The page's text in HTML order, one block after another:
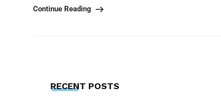
Continue Reading
RECENT POSTS